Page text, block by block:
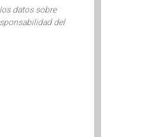
datos sobre
del